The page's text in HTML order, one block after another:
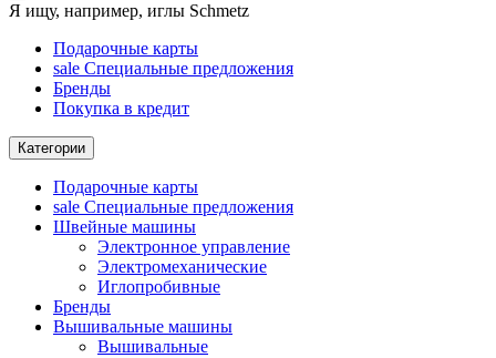
Я ищу, например, иглы Schmetz
Подарочные карты
sale Специальные предложения
Бренды
Покупка в кредит
Категории
Подарочные карты
sale Специальные предложения
Швейные машины
Электронное управление
Электромеханические
Иглопробивные
Бренды
Вышивальные машины
Вышивальные